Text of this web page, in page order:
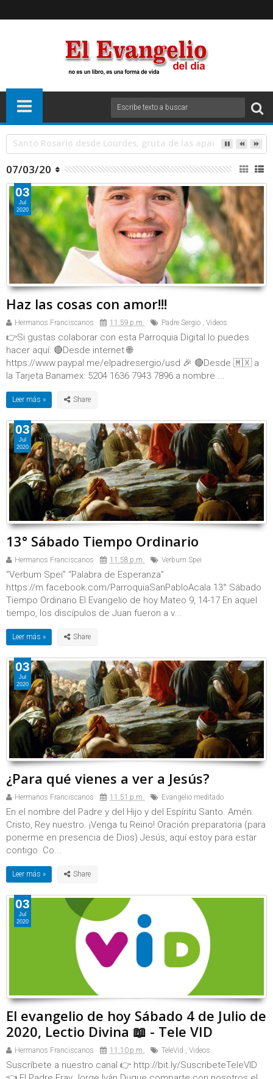
OFICIO DE LECTURA- SÁBADO 14 DE NOVIEMBRE DE 2020.
07/03/20
Haz las cosas con amor!!!
Hermanos Franciscanos 11:59 p.m. Padre Sergio , Videos
👉Si gustas colaborar con esta Parroquia Digital lo puedes
hacer aquí: 🔴Desde internet 🌐
https://www.paypal.me/elpadresergio/usd 🎉 🔴Desde 🇲🇽 a
la Tarjeta Banamex: 5204 1636 7943 7896 a nombre ...
Leer más »
03
Jul
2020
13° Sábado Tiempo Ordinario
Hermanos Franciscanos 11:58 p.m. Verbum Spei
“Verbum Spei” “Palabra de Esperanza”
https://m.facebook.com/ParroquiaSanPabloAcala 13° Sábado
Tiempo Ordinario El Evangelio de hoy Mateo 9, 14-17 En aquel
tiempo, los discípulos de Juan fueron a v...
Leer más »
03
Jul
2020
¿Para qué vienes a ver a Jesús?
Hermanos Franciscanos 11:51 p.m. Evangelio meditado
En el nombre del Padre y del Hijo y del Espíritu Santo. Amén.
Cristo, Rey nuestro. ¡Venga tu Reino! Oración preparatoria (para
ponerme en presencia de Dios) Jesús, aquí estoy para estar
contigo. Co...
Leer más »
03
Jul
2020
El evangelio de hoy Sábado 4 de Julio de
2020, Lectio Divina 📖 - Tele VID
Hermanos Franciscanos 11:10 p.m. TeleVid , Videos
Suscríbete a nuestro canal 👉 http://bit.ly/SuscribeteTeleVID
03
Jul
2020